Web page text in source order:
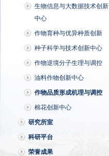
生物信息与大数据技术创新
中心
作物育种与优异种质创新
种子科学与技术创新中心
作物逆境分子生理与调控
油料作物创新中心
作物品质形成机理与调控
棉花创新中心
研究所室
科研平台
荣誉成果